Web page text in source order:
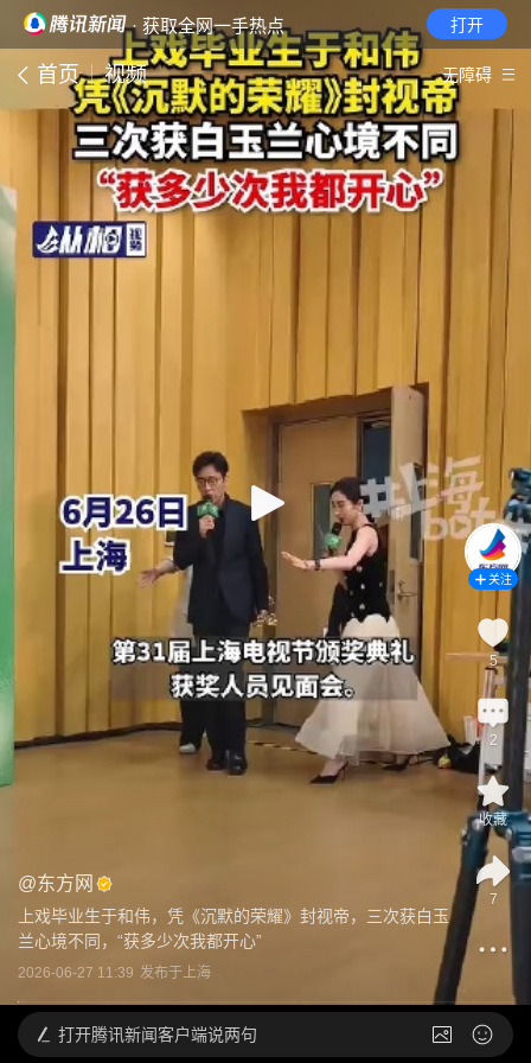
· 获取全网一手热点 打开
首页 视频 无障碍
@东方网
上戏毕业生于和伟，凭《沉默的荣耀》封视帝，三次获白玉
兰心境不同，“获多少次我都开心”
2026-06-27 11:39 发布于上海
关注
5
2
收藏
7
打开腾讯新闻客户端说两句